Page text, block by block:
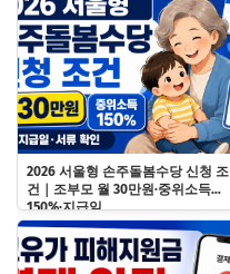
2026 서울형 손주돌봄수당 신청 조
건｜조부모 월 30만원·중위소득
150%·지급일